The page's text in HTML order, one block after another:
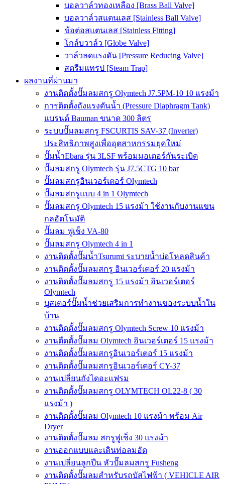
บอลวาล์วทองเหลือง [Brass Ball Valve]
บอลวาล์วสแตนเลส [Stainless Ball Valve]
ข้อต่อสแตนเลส [Stainless Fitting]
โกล์บวาล์ว [Globe Valve]
วาล์วลดแรงดัน [Pressure Reducing Valve]
สตรีมแทรป [Steam Trap]
ผลงานที่ผ่านมา
งานติดตั้งปั๊มลมสกรู Olymtech J7.5PM-10 10 แรงม้า
การติดตั้งถังแรงดันน้ำ (Pressure Diaphragm Tank)
แบรนด์ Bauman ขนาด 300 ลิตร
ระบบปั๊มลมสกรู FSCURTIS SAV-37 (Inverter)
ประสิทธิภาพสูงเพื่ออุตสาหกรรมยุคใหม่
ปั๊มน้ำEbara รุ่น 3LSF พร้อมมอเตอร์กันระเบิด
ปั๊มลมสกรู Olymtech รุ่น J7.5CTG 10 bar
ปั๊มลมสกรูอินเวอร์เตอร์ Olymtech
ปั๊มลมสกรูแบบ 4 in 1 Olymtech
ปั๊มลมสกรู Olymtech 15 แรงม้า ใช้งานกับงานแขน
กลอัตโนมัติ
ปั๊มลม ฟูเช็ง VA-80
ปั๊มลมสกรู Olymtech 4 in 1
งานติดตั้งปั๊มน้ำTsurumi ระบายน้ำบ่อโหลดสินค้า
งานติดตั้งปั๊มลมสกรู อินเวอร์เตอร์ 20 แรงม้า
งานติดตั้งปั๊มลมสกรู 15 แรงม้า อินเวอร์เตอร์
Olymtech
บูสเตอร์ปั๊มน้ำช่วยเสริมการทำงานของระบบน้ำใน
บ้าน
งานติดตั้งปั๊มลมสกรู Olymtech Screw 10 แรงม้า
งานตืดตั้งปั๊มลม Olymtech อินเวอร์เตอร์ 15 แรงม้า
งานติดตั้งปั๊มลมสกรูอินเวอร์เตอร์ 15 แรงม้า
งานติดตั้งปั๊มลมสกรูอินเวอร์เตอร์ CY-37
งานเปลี่ยนถังไดอะแฟรม
งานติดตั้งปั๊มลมสกรู OLYMTECH OL22-8 ( 30
แรงม้า )
งานติดตั้งปั๊มลม Olymtech 10 แรงม้า พร้อม Air
Dryer
งานติดตั้งปั๊มลม สกรูฟูเช็ง 30 แรงม้า
งานออกแบบและเดินท่อลมอัด
งานเปลี่ยนลูกปืน หัวปั๊มลมสกรู Fusheng
งานติดตั้งปั๊มลมสำหรับรถบัสไฟฟ้า ( VEHICLE AIR